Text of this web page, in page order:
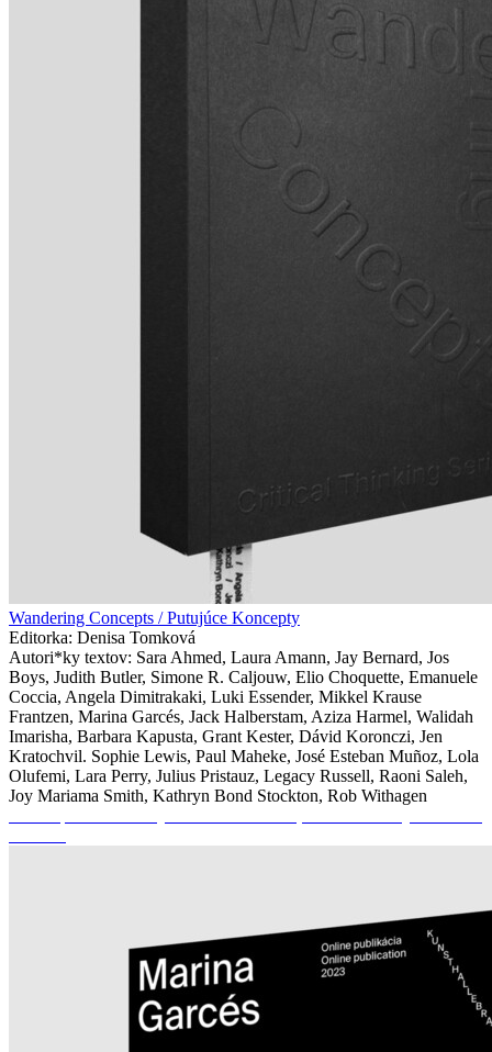
Wandering Concepts / Putujúce Koncepty
Editorka: Denisa Tomková
Autori*ky textov: Sara Ahmed, Laura Amann, Jay Bernard, Jos
Boys, Judith Butler, Simone R. Caljouw, Elio Choquette, Emanuele
Coccia, Angela Dimitrakaki, Luki Essender, Mikkel Krause
Frantzen, Marina Garcés, Jack Halberstam, Aziza Harmel, Walidah
Imarisha, Barbara Kapusta, Grant Kester, Dávid Koronczi, Jen
Kratochvil. Sophie Lewis, Paul Maheke, José Esteban Muñoz, Lola
Olufemi, Lara Perry, Julius Pristauz, Legacy Russell, Raoni Saleh,
Joy Mariama Smith, Kathryn Bond Stockton, Rob Withagen